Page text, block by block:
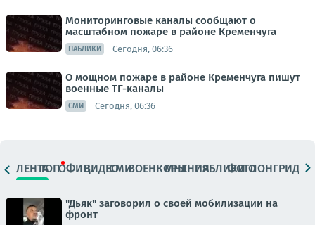
Мониторинговые каналы сообщают о
масштабном пожаре в районе Кременчуга
ПАБЛИКИ Сегодня, 06:36
О мощном пожаре в районе Кременчуга пишут
военные ТГ-каналы
СМИ Сегодня, 06:36
ЛЕНТАТОПОФИЦ.ВИДЕОСМИВОЕНКОРЫМНЕНИЯПАБЛИКИ
ФОТОЛОНГРИДЫ
"Дьяк" заговорил о своей мобилизации на
фронт